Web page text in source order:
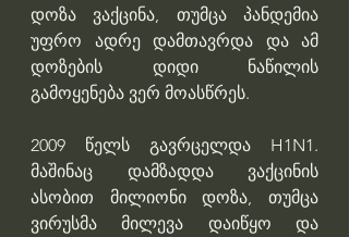
დოზა ვაქცინა, თუმცა პანდემია
უფრო ადრე დამთავრდა და ამ
დოზების დიდი ნაწილის
გამოყენება ვერ მოასწრეს.
2009 წელს გავრცელდა H1N1.
მაშინაც დამზადდა ვაქცინის
ასობით მილიონი დოზა, თუმცა
ვირუსმა მილევა დაიწყო და